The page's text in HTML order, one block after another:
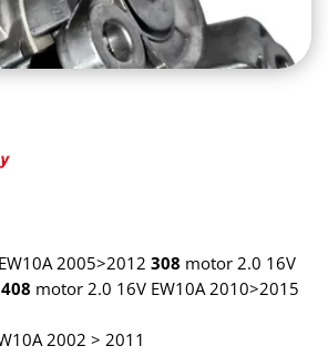
2005>2012 308 motor 2.0 16V
408 motor 2.0 16V EW10A 2010>2015
2002 > 2011